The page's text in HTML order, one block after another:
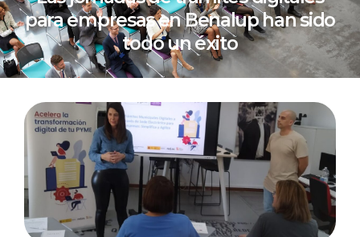
para empresas en Benalup han sido
todo un éxito